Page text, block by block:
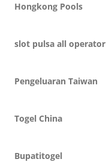
Hongkong Pools
slot pulsa all operator
Pengeluaran Taiwan
Togel China
Bupatitogel